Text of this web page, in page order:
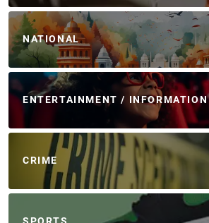
NATIONAL
ENTERTAINMENT / INFORMATION
CRIME